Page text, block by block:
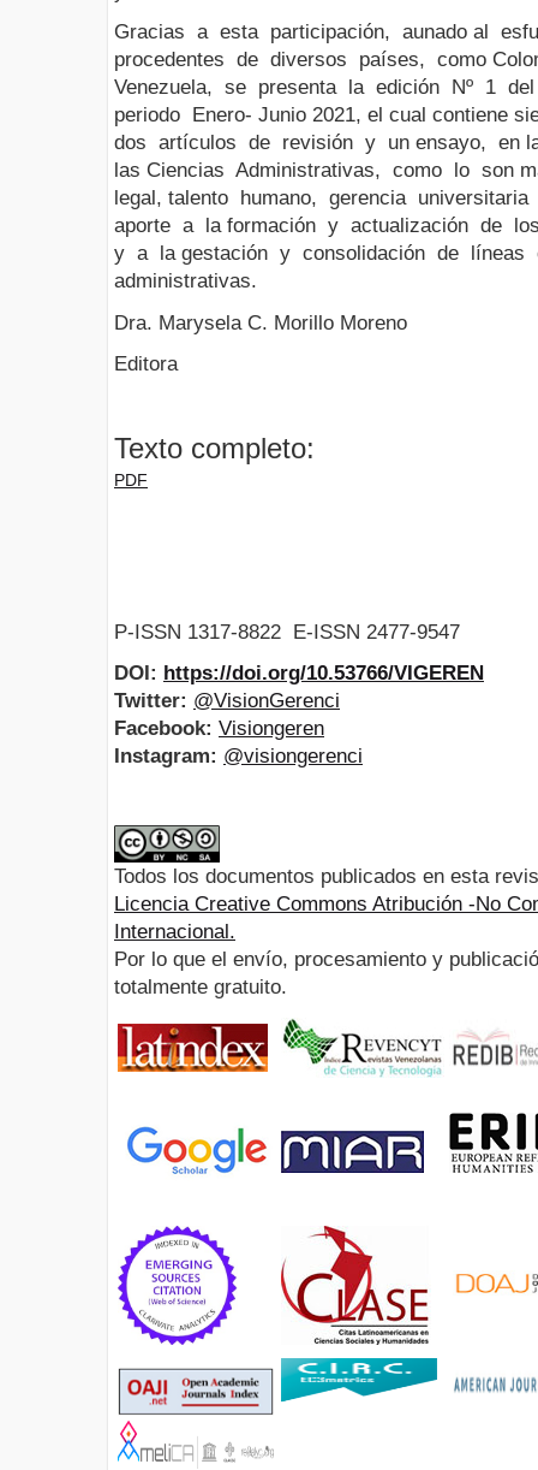
Gracias a esta participación, aunado al
procedentes de diversos países, como
Venezuela, se presenta la edición Nº 1
periodo Enero- Junio 2021, el cual contiene
dos artículos de revisión y un ensayo, en
las Ciencias Administrativas, como lo son
legal, talento humano, gerencia
aporte a la formación y actualización de
y a la gestación y consolidación de líneas
administrativas.
Dra. Marysela C. Morillo Moreno
Editora
Texto completo:
PDF
P-ISSN 1317-8822 E-ISSN 2477-9547
DOI: https://doi.org/10.53766/VIGEREN
Twitter: @VisionGerenci
Facebook: Visiongeren
Instagram: @visiongerenci
Todos los documentos publicados en esta
Licencia Creative Commons Atribución -No
Internacional.
Por lo que el envío, procesamiento y
totalmente gratuito.